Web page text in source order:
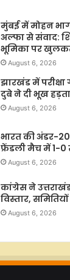
मुंबई में मोहन
अल्फा से संवाद:
भूमिका पर खुलकर
August 6, 2026
झारखंड में
दुबे ने दी भूख
August 6, 2026
भारत की अंडर-
फ्रेंडली मैच में 1-0
August 6, 2026
कांग्रेस ने
विस्तार,
August 6, 2026